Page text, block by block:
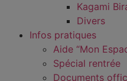
Kagami
Divers
Infos pratiques
Aide “Mon
Spécial rentrée
Documents